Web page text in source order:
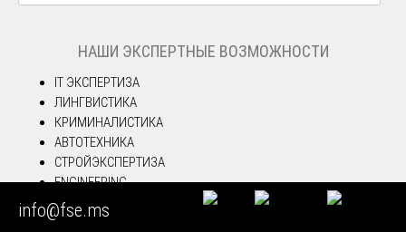
НАШИ ЭКСПЕРТНЫЕ ВОЗМОЖНОСТИ
IT ЭКСПЕРТИЗА
ЛИНГВИСТИКА
КРИМИНАЛИСТИКА
АВТОТЕХНИКА
СТРОЙЭКСПЕРТИЗА
ENGINEERING
I N T E L L E C T
ЛАБОРАТОРИЯ
info@fse.ms